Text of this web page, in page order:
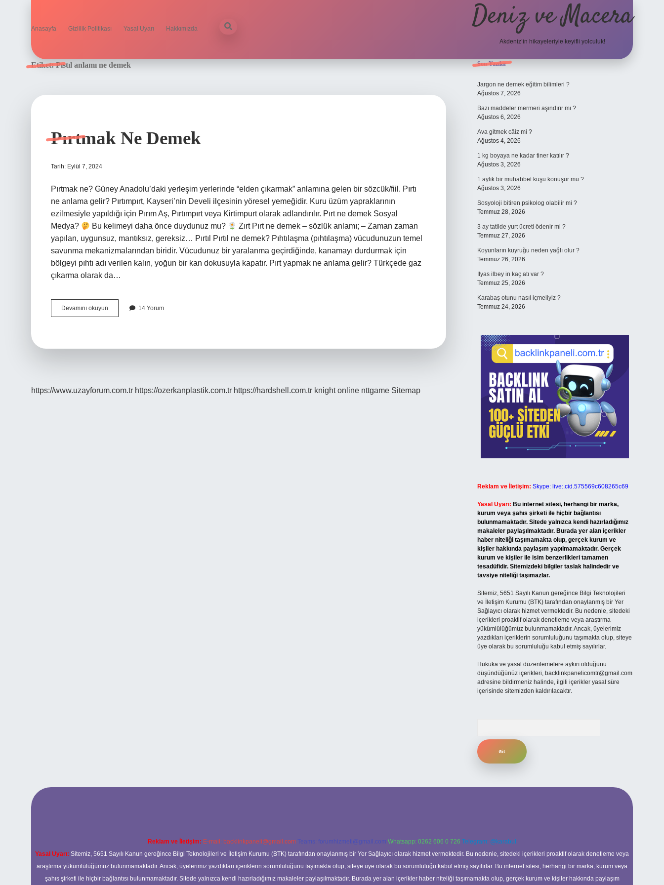
Anasayfa Gizlilik Politikası Yasal Uyarı Hakkımızda Deniz ve Macera
Akdeniz’in hikayeleriyle keyifli yolculuk!
Etiket:Pıstıl anlamı ne demek
Pırtmak Ne Demek
Tarih: Eylül 7, 2024
Pırtmak ne? Güney Anadolu’daki yerleşim yerlerinde “elden çıkarmak” anlamına gelen bir sözcük/fiil. Pırtı
ne anlama gelir? Pırtımpırt, Kayseri’nin Develi ilçesinin yöresel yemeğidir. Kuru üzüm yapraklarının
ezilmesiyle yapıldığı için Pırım Aş, Pırtımpırt veya Kirtimpurt olarak adlandırılır. Pırt ne demek Sosyal
Medya?
Bu kelimeyi daha önce duydunuz mu?
Zırt Pırt ne demek – sözlük anlamı; – Zaman zaman
yapılan, uygunsuz, mantıksız, gereksiz… Pırtıl Pırtıl ne demek? Pıhtılaşma (pıhtılaşma) vücudunuzun temel
savunma mekanizmalarından biridir. Vücudunuz bir yaralanma geçirdiğinde, kanamayı durdurmak için
bölgeyi pıhtı adı verilen kalın, yoğun bir kan dokusuyla kapatır. Pırt yapmak ne anlama gelir? Türkçede gaz
çıkarma olarak da…
Devamını okuyun
Ne
14 Yorum
https://www.uzayforum.com.tr https://ozerkanplastik.com.tr https://hardshell.com.tr knight online nttgame Sitemap
Sidebar
Son Yazılar
Jargon ne demek eğitim bilimleri ?
Ağustos 7, 2026
Bazı maddeler mermeri aşındırır mı ?
Ağustos 6, 2026
Ava gitmek câiz mi ?
Ağustos 4, 2026
1 kg boyaya ne kadar tiner katılır ?
Ağustos 3, 2026
1 aylık bir muhabbet kuşu konuşur mu ?
Ağustos 3, 2026
Sosyoloji bitiren psikolog olabilir mi ?
Temmuz 28, 2026
3 ay tatilde yurt ücreti ödenir mi ?
Temmuz 27, 2026
Koyunların kuyruğu neden yağlı olur ?
Temmuz 26, 2026
Ilyas ilbey in kaç atı var ?
Temmuz 25, 2026
Karabaş otunu nasıl içmeliyiz ?
Temmuz 24, 2026
Reklam ve İletişim: Skype: live:.cid.575569c608265c69
Yasal Uyarı: Bu internet sitesi, herhangi bir marka,
kurum veya şahıs şirketi ile hiçbir bağlantısı
bulunmamaktadır. Sitede yalnızca kendi hazırladığımız
makaleler paylaşılmaktadır. Burada yer alan içerikler
haber niteliği taşımamakta olup, gerçek kurum ve
kişiler hakkında paylaşım yapılmamaktadır. Gerçek
kurum ve kişiler ile isim benzerlikleri tamamen
tesadüfidir. Sitemizdeki bilgiler taslak halindedir ve
tavsiye niteliği taşımazlar.
Sitemiz, 5651 Sayılı Kanun gereğince Bilgi Teknolojileri
ve İletişim Kurumu (BTK) tarafından onaylanmış bir Yer
Sağlayıcı olarak hizmet vermektedir. Bu nedenle, sitedeki
içerikleri proaktif olarak denetleme veya araştırma
yükümlülüğümüz bulunmamaktadır. Ancak, üyelerimiz
yazdıkları içeriklerin sorumluluğunu taşımakta olup, siteye
üye olarak bu sorumluluğu kabul etmiş sayılırlar.
Hukuka ve yasal düzenlemelere aykırı olduğunu
düşündüğünüz içerikleri, backlinkpanelicomtr@gmail.com
adresine bildirmeniz halinde, ilgili içerikler yasal süre
içerisinde sitemizden kaldırılacaktır.
Reklam ve İletişim: E-mail: backlinkpaneli@gmail.com Teams: forumhizmeti@gmail.com Whatsapp: 0262 606 0 726 Telegram: @karabul
Yasal Uyarı: Sitemiz, 5651 Sayılı Kanun gereğince Bilgi Teknolojileri ve İletişim Kurumu (BTK) tarafından onaylanmış bir Yer Sağlayıcı olarak hizmet vermektedir. Bu nedenle, sitedeki içerikleri proaktif olarak denetleme veya
araştırma yükümlülüğümüz bulunmamaktadır. Ancak, üyelerimiz yazdıkları içeriklerin sorumluluğunu taşımakta olup, siteye üye olarak bu sorumluluğu kabul etmiş sayılırlar. Bu internet sitesi, herhangi bir marka, kurum veya
şahıs şirketi ile hiçbir bağlantısı bulunmamaktadır. Sitede yalnızca kendi hazırladığımız makaleler paylaşılmaktadır. Burada yer alan içerikler haber niteliği taşımamakta olup, gerçek kurum ve kişiler hakkında paylaşım